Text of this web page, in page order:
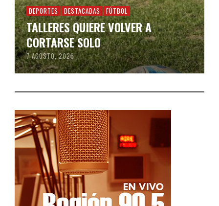
DEPORTES DESTACADAS FÚTBOL
TALLERES QUIERE VOLVER A
CORTARSE SOLO
7 AGOSTO, 2026